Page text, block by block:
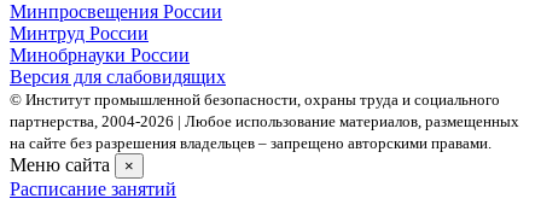
Минпросвещения России
Минтруд России
Минобрнауки России
Версия для слабовидящих
© Институт промышленной безопасности, охраны труда и социального
партнерства, 2004- 2026 | Любое использование материалов, размещенных
на сайте без разрешения владельцев – запрещено авторскими правами.
Меню сайта ×
Расписание занятий